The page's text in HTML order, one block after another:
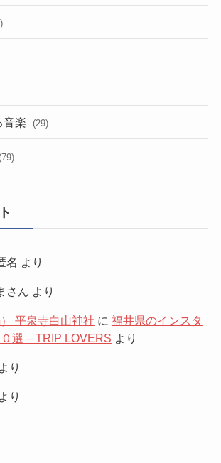
音楽 (29)
名 より
さん より
平泉寺白山神社 に 福井県のインスタ
選 – TRIP LOVERS より
より
より